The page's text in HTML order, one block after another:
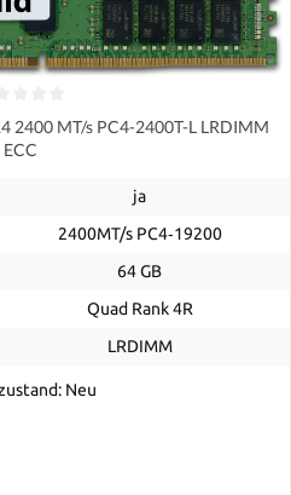
2400 MT/s PC4-2400T-L LRDIMM
ECC
ja
2400MT/s PC4‑19200
64 GB
Quad Rank 4R
LRDIMM
Neu